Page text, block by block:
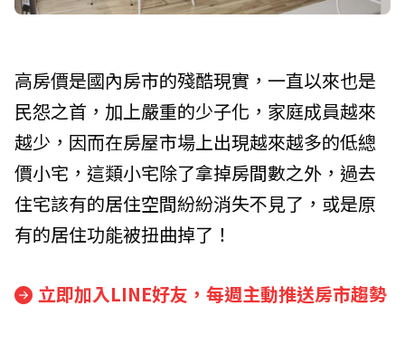
高房價是國內房市的殘酷現實，一直以來也是
民怨之首，加上嚴重的少子化，家庭成員越來
越少，因而在房屋市場上出現越來越多的低總
價小宅，這類小宅除了拿掉房間數之外，過去
住宅該有的居住空間紛紛消失不見了，或是原
有的居住功能被扭曲掉了！
立即加入LINE好友，每週主動推送房市趨勢